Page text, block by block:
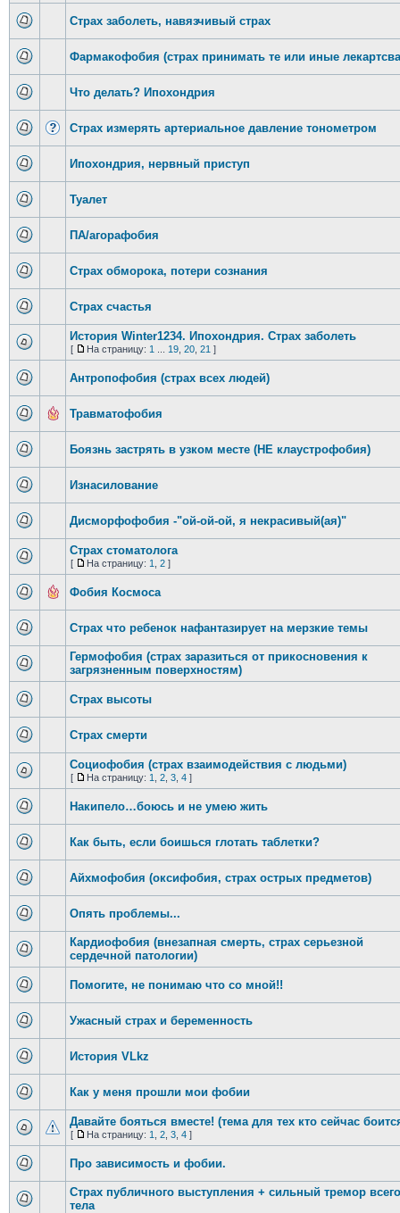
Страх заболеть, навязчивый страх
Фармакофобия (страх принимать те или иные
Что делать? Ипохондрия
Страх измерять артериальное давление тонометром
Ипохондрия, нервный приступ
Туалет
ПА/агорафобия
Страх обморока, потери сознания
Страх счастья
История Winter1234. Ипохондрия. Страх заболеть
[ На страницу: 1 19, 20, 21 ]
Антропофобия (страх всех людей)
Травматофобия
Боязнь застрять в узком месте (НЕ клаустрофобия)
Изнасилование
Дисморфофобия -"ой-ой-ой, я некрасивый(ая)"
Страх стоматолога
[ На страницу: 1 2]
Фобия Космоса
Страх что ребенок нафантазирует на мерзкие темы
Гермофобия (страх заразиться от прикосновения к
загрязненным поверхностям)
Страх высоты
Страх смерти
Социофобия (страх взаимодействия с людьми)
[ На страницу: 1 2, 3, 4]
Накипело…боюсь и не умею жить
Как быть, если боишься глотать таблетки?
Айхмофобия (оксифобия, страх острых предметов)
Опять проблемы...
Кардиофобия (внезапная смерть, страх серьезной
сердечной патологии)
Помогите, не понимаю что со мной!!
Ужасный страх и беременность
История VLkz
Как у меня прошли мои фобии
Давайте бояться вместе! (тема для тех кто сейчас
[ На страницу: 1 2, 3, 4]
Про зависимость и фобии.
Страх публичного выступления + сильный тремор всего
тела